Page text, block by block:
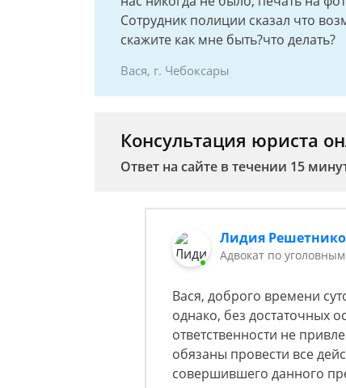
Сотрудник полиции сказал что
скажите как мне быть?что делать?
Вася, г. Чебоксары
Консультация юриста
Ответ на сайте в течении 15
Лидия
Адвокат по
Вася, доброго времени
однако, без достаточных
ответственности не
обязаны провести все
совершившего данного